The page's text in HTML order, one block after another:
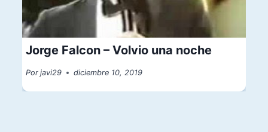
Jorge Falcon – Volvio una noche
Por javi29 diciembre 10, 2019